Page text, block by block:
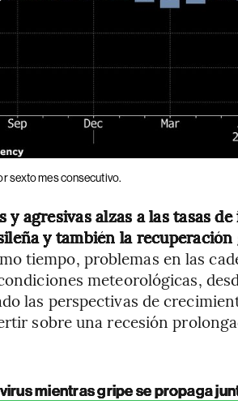
sexto mes consecutivo.
agresivas alzas a las tasas
y también la
tiempo, problemas en las
meteorológicas,
las perspectivas de
sobre una recesión
mientras gripe se propaga